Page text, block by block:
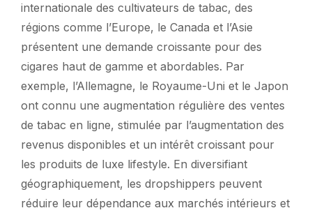
internationale des cultivateurs de tabac, des
régions comme l’Europe, le Canada et l’Asie
présentent une demande croissante pour des
cigares haut de gamme et abordables. Par
exemple, l’Allemagne, le Royaume-Uni et le Japon
ont connu une augmentation régulière des ventes
de tabac en ligne, stimulée par l’augmentation des
revenus disponibles et un intérêt croissant pour
les produits de luxe lifestyle. En diversifiant
géographiquement, les dropshippers peuvent
réduire leur dépendance aux marchés intérieurs et